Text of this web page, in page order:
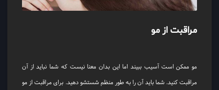
مراقبت از مو
مو ممکن است آسیب ببیند اما این بدان معنا نیست که شما نباید از آن
مراقبت کنید. شما باید آن را به طور منظم شستشو دهید. برای مراقبت از مو